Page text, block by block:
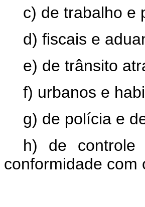
c) de trabalho e
d) fiscais e
e) de trânsito
f) urbanos e
g) de polícia e
h) de
conformidade com